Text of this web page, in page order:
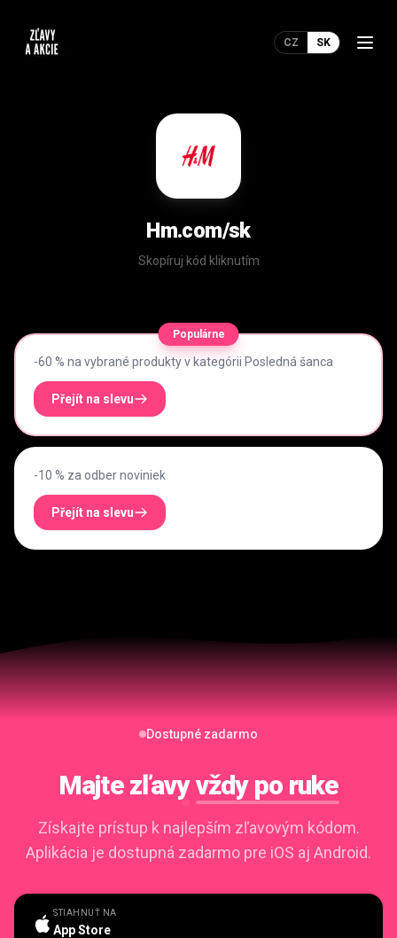
CZ SK
Hm.com/sk
Skopíruj kód kliknutím
Populárne
-60 % na vybrané produkty v kategórii Posledná šanca
Přejít na slevu
-10 % za odber noviniek
Přejít na slevu
Dostupné zadarmo
Majte zľavyvždy po ruke
Získajte prístup k najlepším zľavovým kódom.
Aplikácia je dostupná zadarmo pre iOS aj Android.
STIAHNUŤ NA
App Store